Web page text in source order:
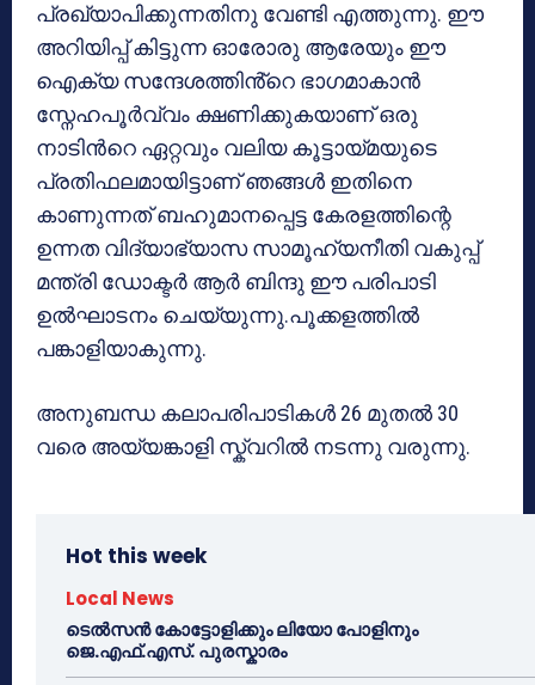
പ്രഖ്യാപിക്കുന്നതിനു വേണ്ടി എത്തുന്നു. ഈ
അറിയിപ്പ് കിട്ടുന്ന ഓരോരു ആരേയും ഈ
ഐക്യ സന്ദേശത്തിൻ്റെ ഭാഗമാകാൻ
സ്നേഹപൂർവ്വം ക്ഷണിക്കുകയാണ് ഒരു
നാടിൻറെ ഏറ്റവും വലിയ കൂട്ടായ്മയുടെ
പ്രതിഫലമായിട്ടാണ് ഞങ്ങൾ ഇതിനെ
കാണുന്നത് ബഹുമാനപ്പെട്ട കേരളത്തിന്റെ
ഉന്നത വിദ്യാഭ്യാസ സാമൂഹ്യനീതി വകുപ്പ്
മന്ത്രി ഡോക്ടർ ആർ ബിന്ദു ഈ പരിപാടി
ഉൽഘാടനം ചെയ്യുന്നു.പൂക്കളത്തിൽ
പങ്കാളിയാകുന്നു.
അനുബന്ധ കലാപരിപാടികൾ 26 മുതൽ 30
വരെ അയ്യങ്കാളി സ്ക്വറിൽ നടന്നു വരുന്നു.
Hot this week
Local News
ടെൽസൻ കോട്ടോളിക്കും ലിയോ പോളിനും
ജെ.എഫ്.എസ്. പുരസ്കാരം